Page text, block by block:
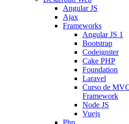
Angular JS
Ajax
Frameworks
Angular JS 1
Bootstrap
Codeigniter
Cake PHP
Foundation
Laravel
Curso de
Framework
Node JS
Vuejs